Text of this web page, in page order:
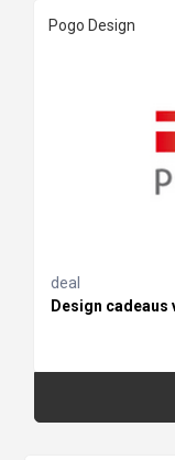
Pogo Design
deal
Design cadeaus